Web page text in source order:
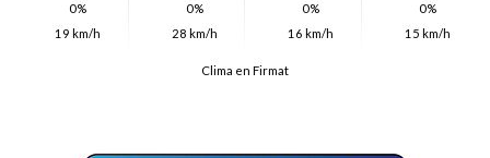
0%
19 km/h
0%
28 km/h
0%
16 km/h
0%
15 km/h
Clima en Firmat